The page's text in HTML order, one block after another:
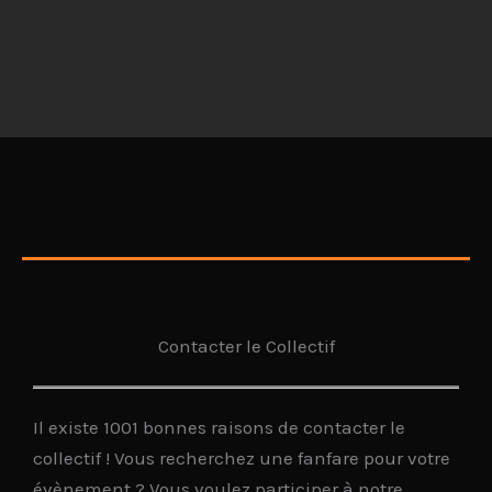
Contacter le Collectif
Il existe 1001 bonnes raisons de contacter le
collectif ! Vous recherchez une fanfare pour votre